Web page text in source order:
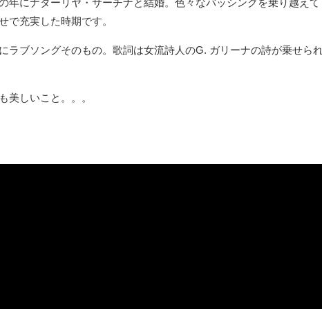
年にナターリヤ・サーチナと結婚。色々なバッシングを乗り越えて
で充実した時期です。
ラブソングそのもの。歌詞は女流詩人のG. ガリーナの詩が乗せら
美しいこと。。。